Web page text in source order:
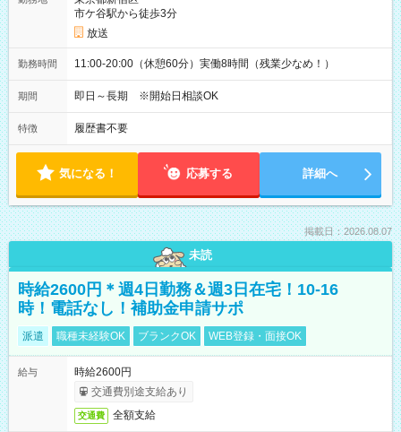
市ケ谷駅から徒歩3分
放送
勤務時間 11:00-20:00（休憩60分）実働8時間（残業少なめ！）
期間 即日～長期 ※開始日相談OK
特徴 履歴書不要
気になる！ 応募する 詳細へ
掲載日：2026.08.07
未読
時給2600円＊週4日勤務＆週3日在宅！10-16
時！電話なし！補助金申請サポ
派遣 職種未経験OK ブランクOK WEB登録・面接OK
給与
時給2600円
交通費別途支給あり
交通費 全額支給